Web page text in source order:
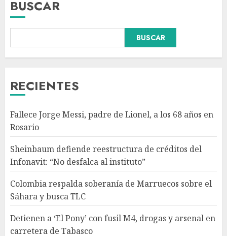
BUSCAR
BUSCAR
RECIENTES
Fallece Jorge Messi, padre de Lionel, a los 68 años en
Rosario
Sheinbaum defiende reestructura de créditos del
Infonavit: “No desfalca al instituto”
Colombia respalda soberanía de Marruecos sobre el
Sáhara y busca TLC
Detienen a ‘El Pony’ con fusil M4, drogas y arsenal en
carretera de Tabasco
Colombia respalda soberanía
de Marruecos sobre el Sáhara
4
Detienen a ‘El Pony’ con fusil
M4, drogas y arsenal en
AGOSTO 9, 2026
5
Melanie Martinez se presenta
con ‘Hades: The Sacrifice Tour’
AGOSTO 9, 2026